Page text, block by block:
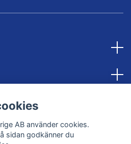
AB använder cookies.
sidan godkänner du